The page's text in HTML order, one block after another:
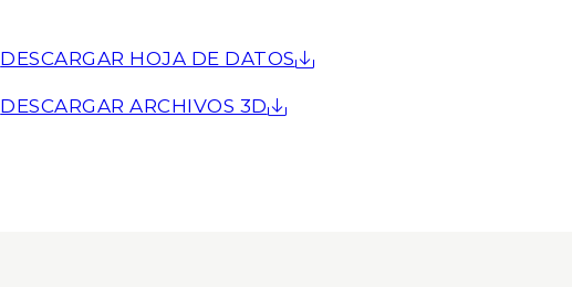
DESCARGAR HOJA DE DATOS
DESCARGAR ARCHIVOS 3D